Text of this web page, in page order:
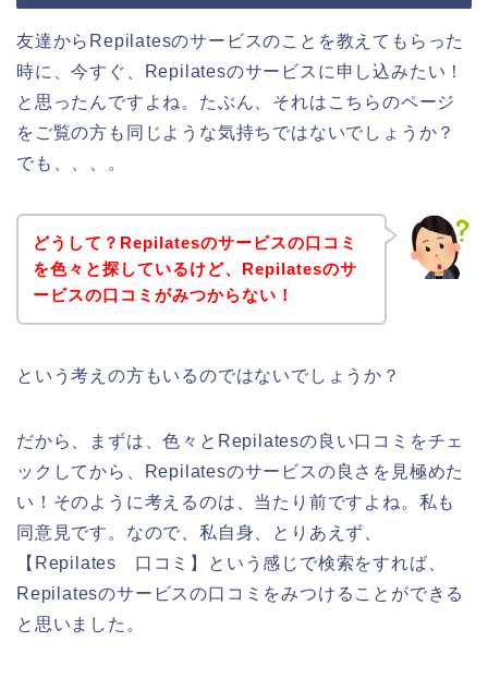
友達からRepilatesのサービスのことを教えてもらった
時に、今すぐ、Repilatesのサービスに申し込みたい！
と思ったんですよね。たぶん、それはこちらのページ
をご覧の方も同じような気持ちではないでしょうか？
でも、、、。
どうして？Repilatesのサービスの口コミ
を色々と探しているけど、Repilatesのサ
ービスの口コミがみつからない！
という考えの方もいるのではないでしょうか？
だから、まずは、色々とRepilatesの良い口コミをチェ
ックしてから、Repilatesのサービスの良さを見極めた
い！そのように考えるのは、当たり前ですよね。私も
同意見です。なので、私自身、とりあえず、
【Repilates 口コミ】という感じで検索をすれば、
Repilatesのサービスの口コミをみつけることができる
と思いました。